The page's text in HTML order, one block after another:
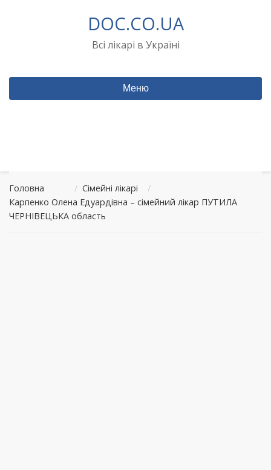
DOC.CO.UA
Всі лікарі в Україні
Меню
Головна / Сімейні лікарі
/
Карпенко Олена Едуардівна – сімейний лікар ПУТИЛА
ЧЕРНІВЕЦЬКА область